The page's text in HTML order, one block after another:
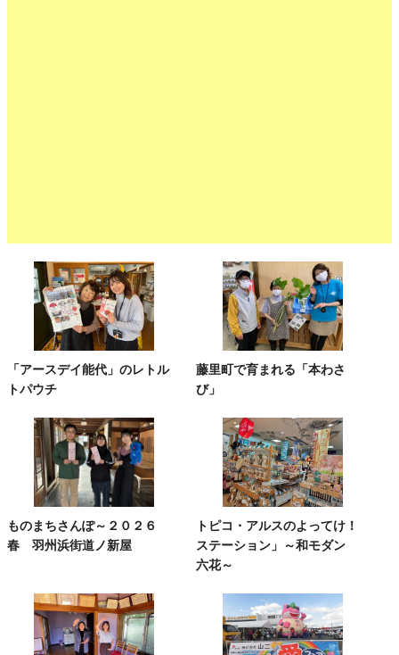
「アースデイ能代」のレトル
トパウチ
藤里町で育まれる「本わさ
び」
ものまちさんぽ～２０２６
春 羽州浜街道ノ新屋
トピコ・アルスのよってけ！
ステーション」～和モダン
六花～